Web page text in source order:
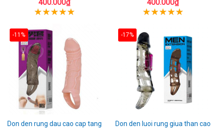
400.000₫ 400.000₫
-11%
Don den rung dau cao cap tang
-17%
Don den luoi rung giua than cao